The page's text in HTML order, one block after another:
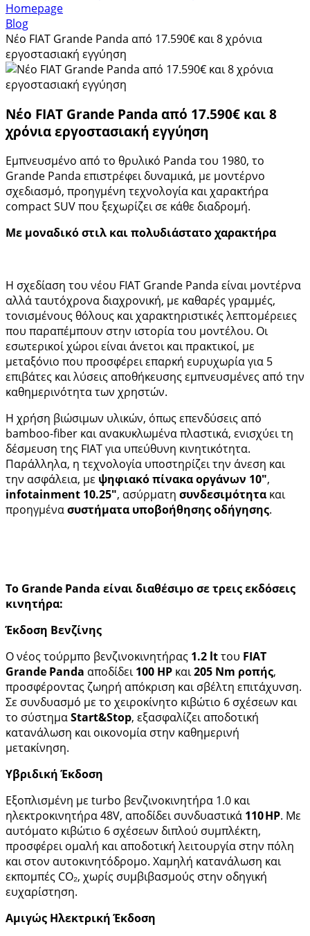
Homepage
Blog
Νέο FIAT Grande Panda από 17.590€ και 8 χρόνια
εργοστασιακή εγγύηση
Νέο FIAT Grande Panda από 17.590€ και 8
χρόνια εργοστασιακή εγγύηση
Εμπνευσμένο από το θρυλικό Panda του 1980, το
Grande Panda επιστρέφει δυναμικά, με μοντέρνο
σχεδιασμό, προηγμένη τεχνολογία και χαρακτήρα
compact SUV που ξεχωρίζει σε κάθε διαδρομή.
Με μοναδικό στιλ και πολυδιάστατο χαρακτήρα
Η σχεδίαση του νέου FIAT Grande Panda είναι μοντέρνα
αλλά ταυτόχρονα διαχρονική, με καθαρές γραμμές,
τονισμένους θόλους και χαρακτηριστικές λεπτομέρειες
που παραπέμπουν στην ιστορία του μοντέλου. Οι
εσωτερικοί χώροι είναι άνετοι και πρακτικοί, με
μεταξόνιο που προσφέρει επαρκή ευρυχωρία για 5
επιβάτες και λύσεις αποθήκευσης εμπνευσμένες από την
καθημερινότητα των χρηστών.
Η χρήση βιώσιμων υλικών, όπως επενδύσεις από
bamboo-fiber και ανακυκλωμένα πλαστικά, ενισχύει τη
δέσμευση της FIAT για υπεύθυνη κινητικότητα.
Παράλληλα, η τεχνολογία υποστηρίζει την άνεση και
την ασφάλεια, με ψηφιακό πίνακα οργάνων 10″,
infotainment 10.25″, ασύρματη συνδεσιμότητα και
προηγμένασυστήματα υποβοήθησης οδήγησης.
Το Grande Panda είναι διαθέσιμο σε τρεις εκδόσεις
κινητήρα:
Έκδοση Βενζίνης
Ο νέος τούρμπο βενζινοκινητήρας 1.2 ltτου FIAT
Grande Panda αποδίδει100 HP και205 Nm ροπής,
προσφέροντας ζωηρή απόκριση και σβέλτη επιτάχυνση.
Σε συνδυασμό με το χειροκίνητο κιβώτιο 6 σχέσεων και
το σύστημαStart&Stop, εξασφαλίζει αποδοτική
κατανάλωση και οικονομία στην καθημερινή
μετακίνηση.
Υβριδική Έκδοση
Εξοπλισμένη με turbo βενζινοκινητήρα 1.0 και
ηλεκτροκινητήρα 48V, αποδίδει συνδυαστικά 110 HP. Με
αυτόματο κιβώτιο 6 σχέσεων διπλού συμπλέκτη,
προσφέρει ομαλή και αποδοτική λειτουργία στην πόλη
και στον αυτοκινητόδρομο. Χαμηλή κατανάλωση και
εκπομπές CO₂, χωρίς συμβιβασμούς στην οδηγική
ευχαρίστηση.
Αμιγώς Ηλεκτρική Έκδοση